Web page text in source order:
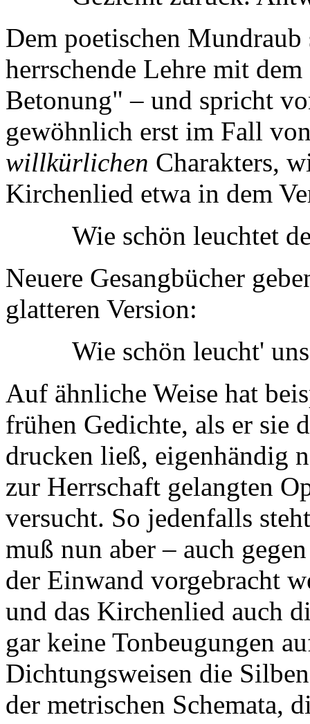
Dem poetischen
herrschende Lehre mit
Betonung" – und spricht
gewöhnlich erst im Fall
willkürlichen Charakters,
Kirchenlied etwa in dem
Wie schön leuchtet
Neuere Gesangbücher
glatteren Version:
Wie schön leucht'
Auf ähnliche Weise hat
frühen Gedichte, als er sie
drucken ließ, eigenhändig
zur Herrschaft gelangten
versucht. So jedenfalls
muß nun aber – auch
der Einwand vorgebracht
und das Kirchenlied auch
gar keine Tonbeugungen
Dichtungsweisen die
der metrischen Schemata,